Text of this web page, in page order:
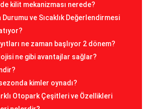
kilit mekanizması nerede?
Durumu ve Sıcaklık Değerlendirmesi
ne zaman başlıyor 2 dönem?
ne gibi avantajlar sağlar?
kimler oynadı?
Otopark Çeşitleri ve Özellikleri